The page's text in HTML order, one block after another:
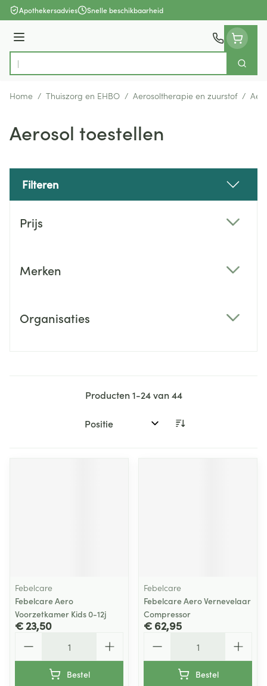
Ga naar de inhoud
Apothekersadvies Snelle beschikbaarheid
Menu
Product, merk, categorie...
Zoek
Home / Thuiszorg en EHBO / Aerosoltherapie en zuurstof /
Aerosol toestellen
Filteren
Prijs
Merken
Organisaties
Producten1-24van44
Sorteer op:
Febelcare
Febelcare Aero
Voorzetkamer Kids 0-12j
€ 23,50
Bestel
Febelcare
Febelcare Aero Vernevelaar
Compressor
€ 62,95
Bestel